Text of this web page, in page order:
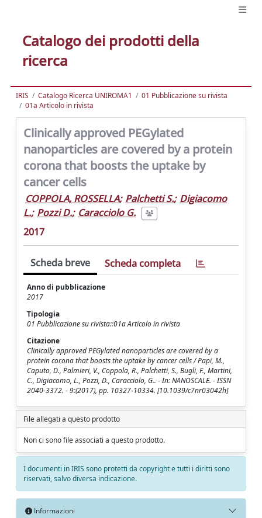
Catalogo dei prodotti della
ricerca
IRIS Catalogo Ricerca UNIROMA1
01 Pubblicazione su rivista
01a Articolo in rivista
Clinically approved PEGylated
nanoparticles are covered by a protein
corona that boosts the uptake by
cancer cells
COPPOLA, ROSSELLA; Palchetti S.; Digiacomo
L.; Pozzi D.; Caracciolo G.
2017
Scheda breve Scheda completa
Anno di pubblicazione
2017
Tipologia
01 Pubblicazione su rivista::01a Articolo in rivista
Citazione
Clinically approved PEGylated nanoparticles are covered by a
protein corona that boosts the uptake by cancer cells / Papi, M.,
Caputo, D., Palmieri, V., Coppola, R., Palchetti, S., Bugli, F., Martini,
C., Digiacomo, L., Pozzi, D., Caracciolo, G.. - In: NANOSCALE. - ISSN
2040-3372. - 9:(2017), pp. 10327-10334. [10.1039/c7nr03042h]
File allegati a questo prodotto
Non ci sono file associati a questo prodotto.
I documenti in IRIS sono protetti da copyright e tutti i diritti sono
riservati, salvo diversa indicazione.
Informazioni